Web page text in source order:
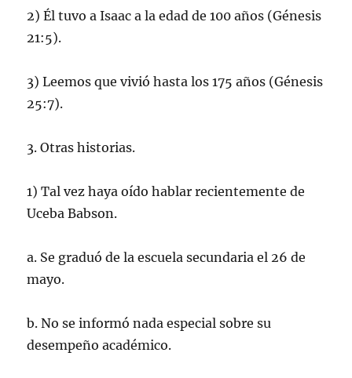
2) Él tuvo a Isaac a la edad de 100 años (Génesis
21:5).
3) Leemos que vivió hasta los 175 años (Génesis
25:7).
3. Otras historias.
1) Tal vez haya oído hablar recientemente de
Uceba Babson.
a. Se graduó de la escuela secundaria el 26 de
mayo.
b. No se informó nada especial sobre su
desempeño académico.